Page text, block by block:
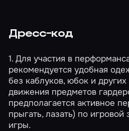
Дресс-код
1. Для участия в
рекомендуется удобная
без каблуков, юбок и
движения предметов
предполагается активное
прыгать, лазать) по
игры.